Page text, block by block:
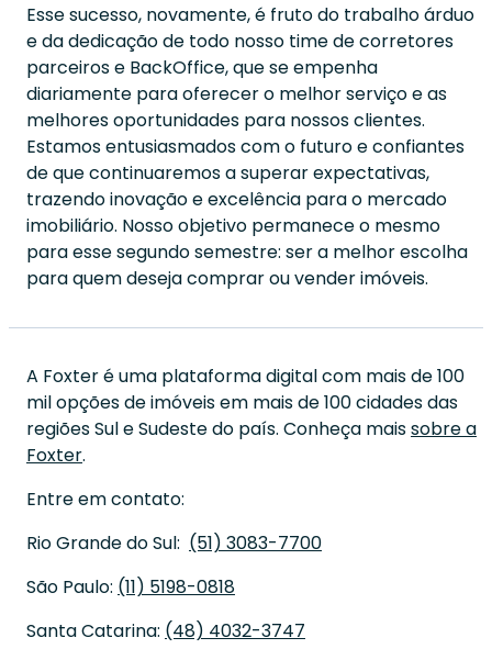
Esse sucesso, novamente, é fruto do trabalho árduo
e da dedicação de todo nosso time de corretores
parceiros e BackOffice, que se empenha
diariamente para oferecer o melhor serviço e as
melhores oportunidades para nossos clientes.
Estamos entusiasmados com o futuro e confiantes
de que continuaremos a superar expectativas,
trazendo inovação e excelência para o mercado
imobiliário. Nosso objetivo permanece o mesmo
para esse segundo semestre: ser a melhor escolha
para quem deseja comprar ou vender imóveis.
A Foxter é uma plataforma digital com mais de 100
mil opções de imóveis em mais de 100 cidades das
regiões Sul e Sudeste do país. Conheça maissobre a
Foxter.
Entre em contato:
Rio Grande do Sul: (51) 3083-7700
São Paulo: (11) 5198-0818
Santa Catarina: (48) 4032-3747